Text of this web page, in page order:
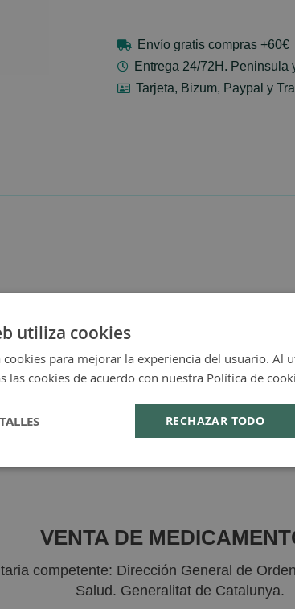
Envío gratis compras +60€
Entrega 24/72H. Peninsula
Tarjeta, Bizum, Paypal y
VENTA DE
competente: Dirección General de
Salud. Generalitat de Catalunya.
utiliza cookies
cookies para mejorar la experiencia del usuario. Al
las cookies de acuerdo con nuestra Política de
RECHAZAR TODO